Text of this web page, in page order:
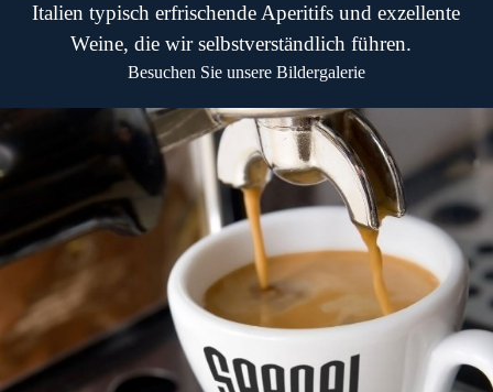
Italien typisch erfrischende Aperitifsund exzellente
Weine, die wir selbstverständlich führen.
Besuchen Sie unsere Bildergalerie